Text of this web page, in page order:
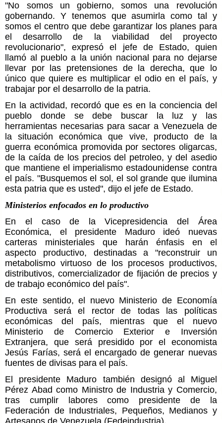
"No somos un gobierno, somos una revolución
gobernando. Y tenemos que asumirla como tal y
somos el centro que debe garantizar los planes para
el desarrollo de la viabilidad del proyecto
revolucionario", expresó el jefe de Estado, quien
llamó al pueblo a la unión nacional para no dejarse
llevar por las pretensiones de la derecha, que lo
único que quiere es multiplicar el odio en el país, y
trabajar por el desarrollo de la patria.
En la actividad, recordó que es en la conciencia del
pueblo donde se debe buscar la luz y las
herramientas necesarias para sacar a Venezuela de
la situación económica que vive, producto de la
guerra económica promovida por sectores oligarcas,
de la caída de los precios del petroleo, y del asedio
que mantiene el imperialismo estadounidense contra
el país. "Busquemos el sol, el sol grande que ilumina
esta patria que es usted", dijo el jefe de Estado.
Ministerios enfocados en lo productivo
En el caso de la Vicepresidencia del Área
Económica, el presidente Maduro ideó nuevas
carteras ministeriales que harán énfasis en el
aspecto productivo, destinadas a "reconstruir un
metabolismo virtuoso de los procesos productivos,
distributivos, comercializador de fijación de precios y
de trabajo económico del país".
En este sentido, el nuevo Ministerio de Economía
Productiva será el rector de todas las políticas
económicas del país, mientras que el nuevo
Ministerio de Comercio Exterior e Inversión
Extranjera, que será presidido por el economista
Jesús Farías, será el encargado de generar nuevas
fuentes de divisas para el país.
El presidente Maduro también designó al Miguel
Pérez Abad como Ministro de Industria y Comercio,
tras cumplir labores como presidente de la
Federación de Industriales, Pequeños, Medianos y